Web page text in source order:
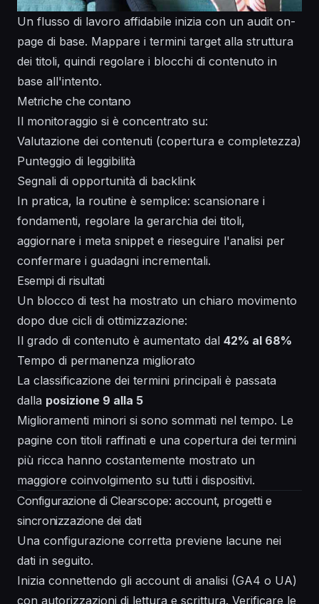
Un flusso di lavoro affidabile inizia con un audit on-
page di base. Mappare i termini target alla struttura
dei titoli, quindi regolare i blocchi di contenuto in
base all'intento.
Metriche che contano
Il monitoraggio si è concentrato su:
Valutazione dei contenuti (copertura e completezza)
Punteggio di leggibilità
Segnali di opportunità di backlink
In pratica, la routine è semplice: scansionare i
fondamenti, regolare la gerarchia dei titoli,
aggiornare i meta snippet e rieseguire l'analisi per
confermare i guadagni incrementali.
Esempi di risultati
Un blocco di test ha mostrato un chiaro movimento
dopo due cicli di ottimizzazione:
Il grado di contenuto è aumentato dal 42% al 68%
Tempo di permanenza migliorato
La classificazione dei termini principali è passata
dalla posizione 9 alla 5
Miglioramenti minori si sono sommati nel tempo. Le
pagine con titoli raffinati e una copertura dei termini
più ricca hanno costantemente mostrato un
maggiore coinvolgimento su tutti i dispositivi.
Configurazione di Clearscope: account, progetti e
sincronizzazione dei dati
Una configurazione corretta previene lacune nei
dati in seguito.
Inizia connettendo gli account di analisi (GA4 o UA)
con autorizzazioni di lettura e scrittura. Verificare le